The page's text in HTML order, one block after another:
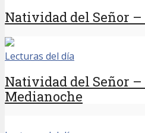
Natividad del Señor
Lecturas del día
Natividad del Señor –
Medianoche